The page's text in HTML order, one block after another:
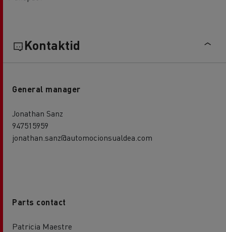
Kontaktid
General manager
Jonathan Sanz
947515959
jonathan.sanz@automocionsualdea.com
Parts contact
Patricia Maestre